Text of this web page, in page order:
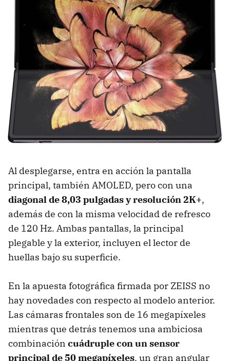
Al desplegarse, entra en acción la pantalla
principal, también AMOLED, pero con una
diagonal de 8,03 pulgadas y resolución 2K+,
además de con la misma velocidad de refresco
de 120 Hz. Ambas pantallas, la principal
plegable y la exterior, incluyen el lector de
huellas bajo su superficie.
En la apuesta fotográfica firmada por ZEISS no
hay novedades con respecto al modelo anterior.
Las cámaras frontales son de 16 megapíxeles
mientras que detrás tenemos una ambiciosa
combinación cuádruple con un sensor
principal de 50 megapíxeles, un gran angular